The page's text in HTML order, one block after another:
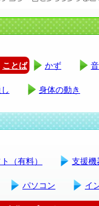
ことば かず
身体の動き
（有料） 支援機
パソコン イ